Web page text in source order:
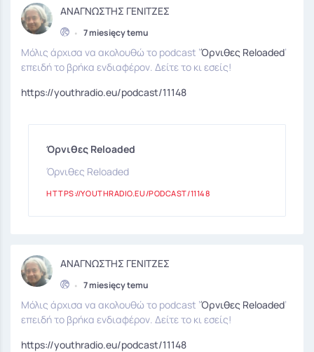
ΑΝΑΓΝΩΣΤΗΣ ΓΕΝΙΤΖΕΣ
• 7 miesięcy temu
Μόλις άρχισα να ακολουθώ το podcast ’Όρνιθες Reloaded’
επειδή το βρήκα ενδιαφέρον. Δείτε το κι εσείς!
https://youthradio.eu/podcast/11148
Όρνιθες Reloaded
Όρνιθες Reloaded
HTTPS://YOUTHRADIO.EU/PODCAST/11148
ΑΝΑΓΝΩΣΤΗΣ ΓΕΝΙΤΖΕΣ
• 7 miesięcy temu
Μόλις άρχισα να ακολουθώ το podcast ’Όρνιθες Reloaded’
επειδή το βρήκα ενδιαφέρον. Δείτε το κι εσείς!
https://youthradio.eu/podcast/11148